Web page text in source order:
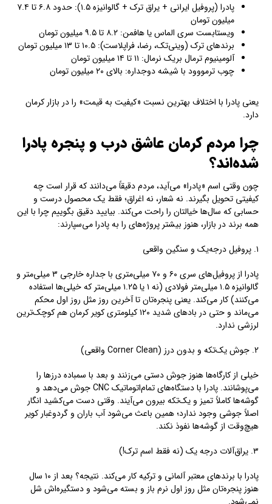
پادرا (پروفیل ایرانی + یراق ترک + گالوانیزه ۱.۵): حدود ۶.۸ تا ۷.۴
میلیون تومان
ویستابست سری الماس یا هافمن: ۸.۲ تا ۹.۵ میلیون تومان
برندهای ترک (وینی‌تک، رضا، فراپلاست): ۱۰.۵ تا ۱۳ میلیون تومان
آلومینیوم ترمال بریک نرمال: ۱۱ تا ۱۴ میلیون تومان
چوب ترمووود با شیشه دوجداره: بالای ۲۰ میلیون تومان
یعنی پادرا با اختلاف بهترین نسبت «کیفیت به قیمت» را در بازار کرمان
دارد.
چرا مردم کرمان عاشق درب و پنجره پادرا
شده‌اند؟
چون وقتی اسم «پادرا» می‌آید، مردم دقیقاً می‌دانند که قرار است چه
کیفیتی تحویل بگیرند. نه شعار، نه اغراق؛ فقط یک محصول درست و
حسابی که سال‌ها خیالتان را راحت می‌کند. بیایید دقیق بگوییم چرا با این
همه برند در بازار، هنوز بیشتر پروژه‌های را به پادرا می‌سپارند:
۱. پروفیل درجه‌یک و سنگین واقعی
پادرا از پروفیل‌های سری ۶۰ و ۷۰ میلی‌متری با جداره خارجی ۳ میلی‌متر و
گالوانیزه ۱.۵ میلی‌متر فولادی (نه ۱ یا ۱.۲۵ میلی‌متر که خیلی‌ها استفاده
می‌کنند) کار می‌کند. یعنی پنجره‌تان تا آخرین روز مثل روز اول محکم
می‌ماند و حتی در بادهای شدید ۱۲۰ کیلومتری کویر کرمان هم کوچک‌ترین
لرزشی ندارد.
2. جوش یک‌تکه و بدون درز (Corner Clean واقعی)
خیلی از کارگاه‌ها هنوز جوش دستی می‌زنند و بعد با سمباده درزها را
می‌پوشانند. پادرا با دستگاه‌های تمام‌اتوماتیک CNC جوش می‌دهد و
گوشه‌ها کاملاً تمیز و یک‌تکه بیرون می‌آیند. وقتی دست می‌کشید انگار
اصلاً جوشی وجود ندارد؛ همین باعث می‌شود آب باران و گردوغبار کویر
هیچ‌وقت از گوشه‌ها نفوذ نکند.
۳. یراق‌آلات درجه یک (نه فقط اسم ترک!)
پادرا با برندهای معتبر آلمانی و ترکیه کار می‌کند. نتیجه؟ بعد از ۱۰ سال
هنوز پنجره‌تان مثل روز اول نرم باز و بسته می‌شود و دستگیره‌اش شل